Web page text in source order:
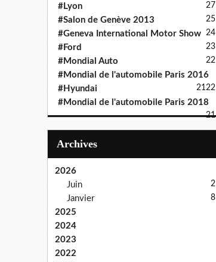
#Lyon 27
#Salon de Genève 2013 25
#Geneva International Motor Show 24
#Ford 23
#Mondial Auto 22
#Mondial de l'automobile Paris 2016
22
#Hyundai 21
#Mondial de l'automobile Paris 2018
21
Archives
2026
Juin
2
Janvier 8
2025
2024
2023
2022